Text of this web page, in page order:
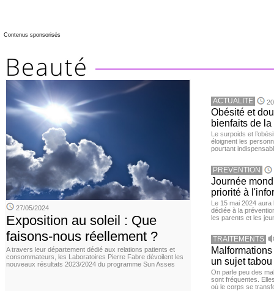
Contenus sponsorisés
27/05/2024
Exposition au soleil : Que
faisons-nous réellement ?
A travers leur département dédié aux relations patients et
consommateurs, les Laboratoires Pierre Fabre dévoilent les
nouveaux résultats 2023/2024 du programme Sun Asses
ACTUALITE
Obésité et
bienfaits de
Le surpoids et
éloignent les
pourtant
PREVENTION
Journée
priorité à
Le 15 mai 2024 aura
dédiée à la
les parents et les
TRAITEMENTS
un sujet tabou
On parle peu des
sont fréquentes.
où le corps se